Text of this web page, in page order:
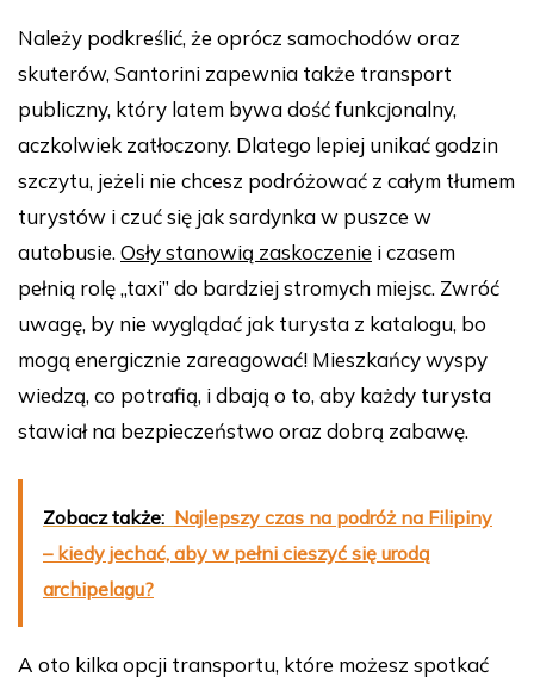
Należy podkreślić, że oprócz samochodów oraz
skuterów, Santorini zapewnia także transport
publiczny, który latem bywa dość funkcjonalny,
aczkolwiek zatłoczony. Dlatego lepiej unikać godzin
szczytu, jeżeli nie chcesz podróżować z całym tłumem
turystów i czuć się jak sardynka w puszce w
autobusie. Osły stanowią zaskoczenie i czasem
pełnią rolę „taxi” do bardziej stromych miejsc. Zwróć
uwagę, by nie wyglądać jak turysta z katalogu, bo
mogą energicznie zareagować! Mieszkańcy wyspy
wiedzą, co potrafią, i dbają o to, aby każdy turysta
stawiał na bezpieczeństwo oraz dobrą zabawę.
Zobacz także: Najlepszy czas na podróż na Filipiny
– kiedy jechać, aby w pełni cieszyć się urodą
archipelagu?
A oto kilka opcji transportu, które możesz spotkać